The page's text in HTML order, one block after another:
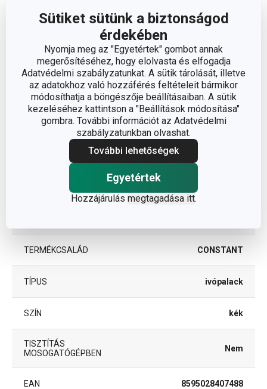
Sütiket sütünk a biztonságod
érdekében
Nyomja meg az "Egyetértek" gombot annak
megerősítéséhez, hogy elolvasta és elfogadja
Adatvédelmi szabályzatunkat. A sütik tárolását, illetve
az adatokhoz való hozzáférés feltételeit bármikor
módosíthatja a böngészője beállításaiban. A sütik
kezeléséhez kattintson a "Beállítások módosítása"
gombra. További információt az Adatvédelmi
szabályzatunkban olvashat.
További lehetőségek
Egyetértek
Hozzájárulás megtagadása itt.
Méretek
TÉRFOGAT (L) 0.6
Egyéb paraméterek
TERMÉKCSALÁD CONSTANT
TÍPUS ivópalack
SZÍN kék
TISZTÍTÁS
MOSOGATÓGÉPBEN
Nem
EAN 8595028407488